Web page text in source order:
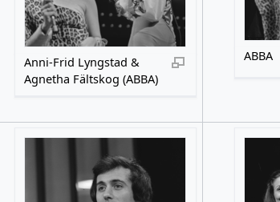
Anni-Frid Lyngstad &
Agnetha Fältskog (ABBA)
ABBA